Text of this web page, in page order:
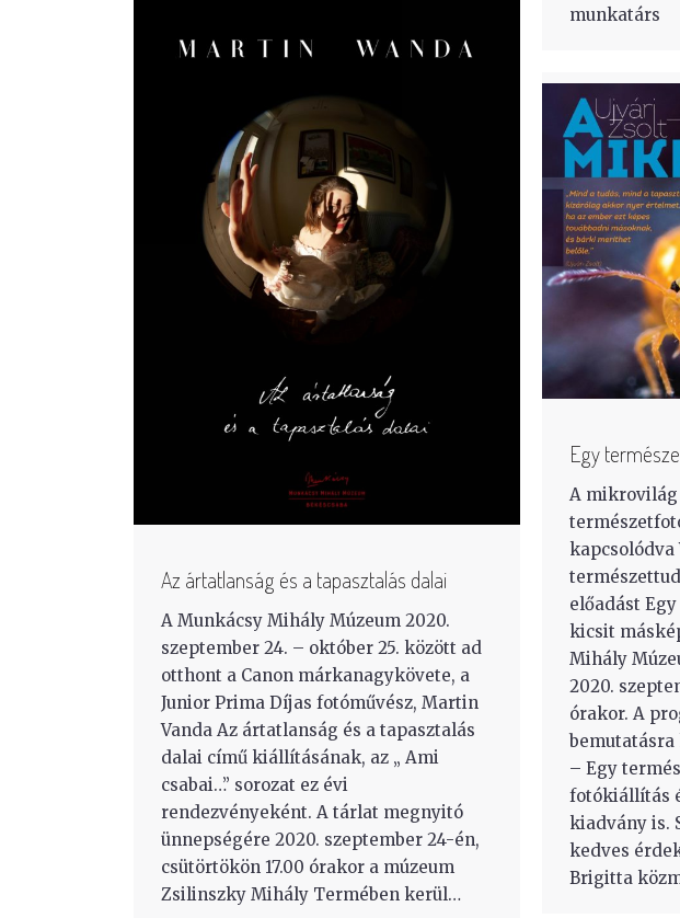
munkatárs
Az ártatlanság és a tapasztalás dalai
A Munkácsy Mihály Múzeum 2020.
szeptember 24. – október 25. között ad
otthont a Canon márkanagykövete, a
Junior Prima Díjas fotóművész, Martin
Vanda Az ártatlanság és a tapasztalás
dalai című kiállításának, az „ Ami
csabai…” sorozat ez évi
rendezvényeként. A tárlat megnyitó
ünnepségére 2020. szeptember 24-én,
csütörtökön 17.00 órakor a múzeum
Zsilinszky Mihály Termében kerül…
Egy
A
kapcsolódva
előadást
kicsit
Mihály
2020.
órakor. A
– Egy
fotókiállítás
kiadvány is.
kedves
Brigitta